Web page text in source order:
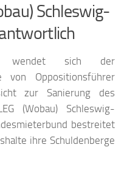
Schleswig-
wendet sich der
von Oppositionsführer
zur Sanierung des
(Wobau) Schleswig-
bestreitet
ihre Schuldenberge